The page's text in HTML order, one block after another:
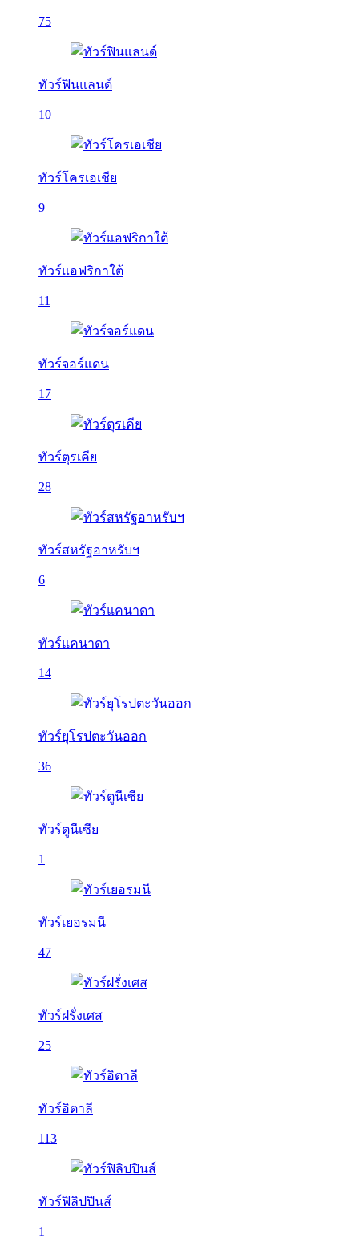
75
ทัวร์ฟินแลนด์
10
ทัวร์โครเอเชีย
9
ทัวร์แอฟริกาใต้
11
ทัวร์จอร์แดน
17
ทัวร์ตุรเคีย
28
ทัวร์สหรัฐอาหรับฯ
6
ทัวร์แคนาดา
14
ทัวร์ยุโรปตะวันออก
36
ทัวร์ตูนีเซีย
1
ทัวร์เยอรมนี
47
ทัวร์ฝรั่งเศส
25
ทัวร์อิตาลี
113
ทัวร์ฟิลิปปินส์
1